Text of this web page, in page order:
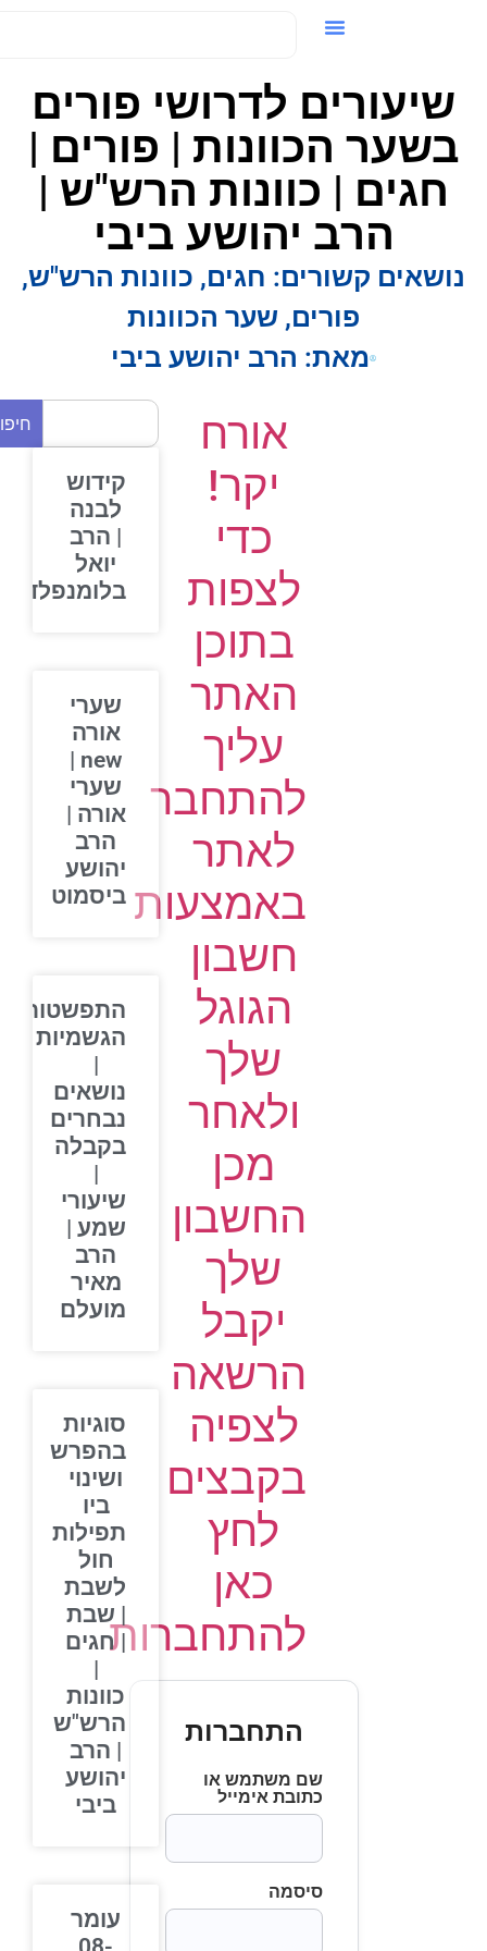
שיעורים לדרושי פורים
בשער הכוונות | פורים |
חגים | כוונות הרש"ש |
הרב יהושע ביבי
קשורים: חגים,כוונות הרש"ש,
פורים,שער הכוונות
מאת:הרב יהושע ביבי
אורח
יקר!
כדי
לצפות
בתוכן
האתר
עליך
להתחבר
לאתר
באמצעות
חשבון
הגוגל
שלך
ולאחר
מכן
החשבון
שלך
יקבל
הרשאה
לצפיה
בקבצים
לחץ
כאן
להתחברות
התחברות
שם משתמש או
כתובת אימייל
סיסמה
חיפוש
קידוש
לבנה
| הרב
יואל
בלומנפלד
שערי
אורה
new |
שערי
אורה |
הרב
יהושע
ביסמוט
התפשטות
הגשמיות
נושאים
נבחרים
בקבלה
שיעורי
שמע |
הרב
מאיר
מועלם
סוגיות
בהפרש
ושינוי
ביו
תפילות
חול
לשבת
| שבת
| חגים
כוונות
הרש"ש
| הרב
יהושע
ביבי
עומר